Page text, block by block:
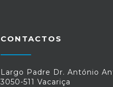
CONTACTOS
Largo Padre Dr. António
3050-511 Vacariça